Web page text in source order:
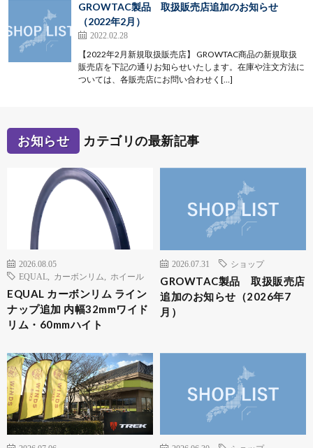
GROWTAC製品 取扱販売店追加のお知らせ
（2022年2月）
2022.02.28
【2022年2月新規取扱販売店】 GROWTAC商品の新規取扱
販売店を下記の通りお知らせいたします。在庫や注文方法に
ついては、各販売店にお問い合わせく[…]
お知らせ カテゴリの最新記事
2026.08.05
EQUAL
カーボンリム ホイール
EQUAL カーボンリム ライン
ナップ追加 内幅32mmワイド
リム・60mmハイト
2026.07.31 ショップ
GROWTAC製品 取扱販売店
追加のお知らせ（2026年7
月）